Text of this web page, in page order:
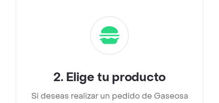
2. Elige tu producto
Si deseas realizar un pedido de Gaseosa